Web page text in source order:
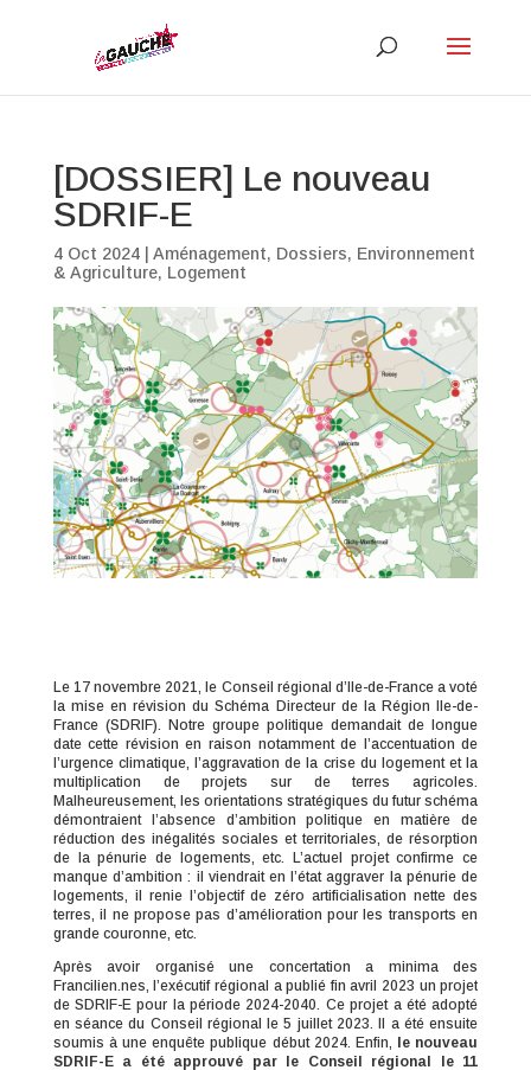
[DOSSIER] Le nouveau
SDRIF-E
4 Oct 2024| Aménagement, Dossiers, Environnement
& Agriculture, Logement
Le 17 novembre 2021, le Conseil régional d’Ile-de-France a voté
la mise en révision du Schéma Directeur de la Région Ile-de-
France (SDRIF). Notre groupe politique demandait de longue
date cette révision en raison notamment de l’accentuation de
l’urgence climatique, l’aggravation de la crise du logement et la
multiplication de projets sur de terres agricoles.
Malheureusement, les orientations stratégiques du futur schéma
démontraient l’absence d’ambition politique en matière de
réduction des inégalités sociales et territoriales, de résorption
de la pénurie de logements, etc. L’actuel projet confirme ce
manque d’ambition : il viendrait en l’état aggraver la pénurie de
logements, il renie l’objectif de zéro artificialisation nette des
terres, il ne propose pas d’amélioration pour les transports en
grande couronne, etc.
Après avoir organisé une concertation a minima des
Francilien.nes, l’exécutif régional a publié fin avril 2023 un projet
de SDRIF-E pour la période 2024-2040. Ce projet a été adopté
en séance du Conseil régional le 5 juillet 2023. Il a été ensuite
soumis à une enquête publique début 2024. Enfin,
le nouveau
SDRIF-E a été approuvé par le Conseil régional le 11